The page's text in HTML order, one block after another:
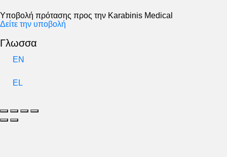
Υποβολή πρότασης προς την Karabinis Medical
Δείτε την υποβολή
Γλωσσα
EN
EL